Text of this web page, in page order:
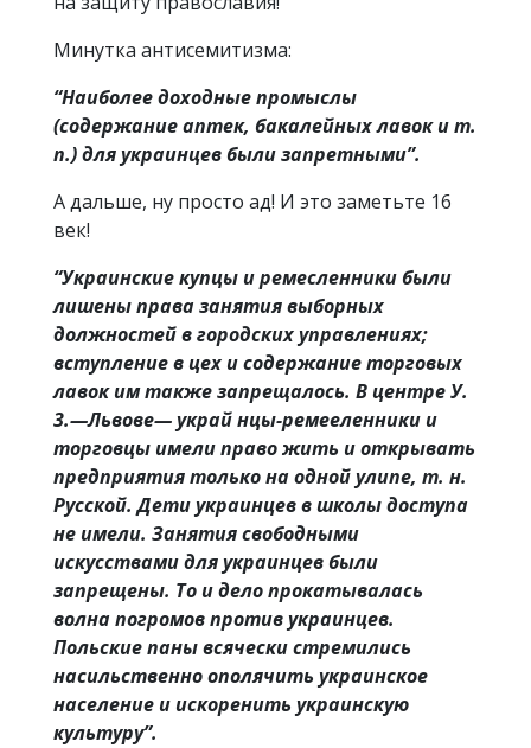
Минутка антисемитизма:
“Наиболее доходные промыслы
(содержание аптек, бакалейных лавок и т.
п.) для украинцев были запретными”.
А дальше, ну просто ад! И это заметьте 16
век!
“Украинские купцы и ремесленники были
лишены права занятия выборных
должностей в городских управлениях;
вступление в цех и содержание торговых
лавок им также запрещалось. В центре У.
3.—Львове— украй нцы-ремееленники и
торговцы имели право жить и открывать
предприятия только на одной улипе, т. н.
Русской. Дети украинцев в школы доступа
не имели. Занятия свободными
искусствами для украинцев были
запрещены. То и дело прокатывалась
волна погромов против украинцев.
Польские паны всячески стремились
насильственно ополячить украинское
население и искоренить украинскую
культуру”.